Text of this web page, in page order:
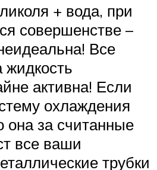
+ вода, при
совершенстве –
Все
жидкость
активна! Если
охлаждения
она за считанные
все ваши
трубки